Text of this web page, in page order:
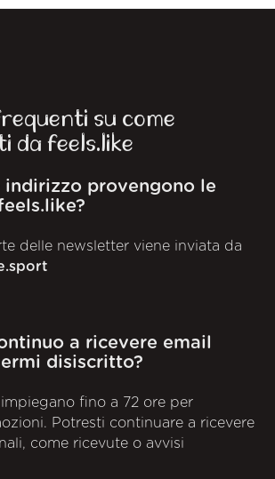
su come
da feels.like
indirizzo provengono le
delle newsletter viene inviata da
a ricevere email
disiscritto?
fino a 72 ore per
Potresti continuare a ricevere
come ricevute o avvisi